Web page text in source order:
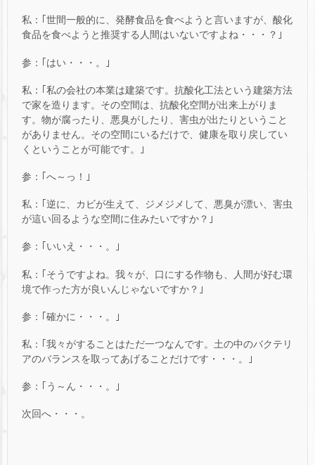
私：｢世間一般的に、発酵食品を食べようと言いますが、酸化
食品を食べようと推奨する人間はいないですよね・・・？｣
参：｢はい・・・。｣
私：｢私の会社の本業は建築です。抗酸化工法という建築方法
で家を造ります。その空間は、抗酸化空間が出来上がりま
す。物が腐ったり、悪臭がしたり、害虫が出たりということ
がありません。その空間にいるだけで、健康を取り戻してい
くということが可能です。｣
参：｢へ～っ！｣
私：｢逆に、カビが生えて、ジメジメして、悪臭が漂い、害虫
が這い回るような空間に住みたいですか？｣
参：｢いいえ・・・。｣
私：｢そうですよね。我々が、口にする作物も、人間が好む環
境で作った方が良いんじゃないですか？｣
参：｢確かに・・・。｣
私：｢我々がすることはただ一つなんです。土の中のバクテリ
アのバランスを取ってあげることだけです・・・。｣
参：｢う～ん・・・。｣
次回へ・・・。